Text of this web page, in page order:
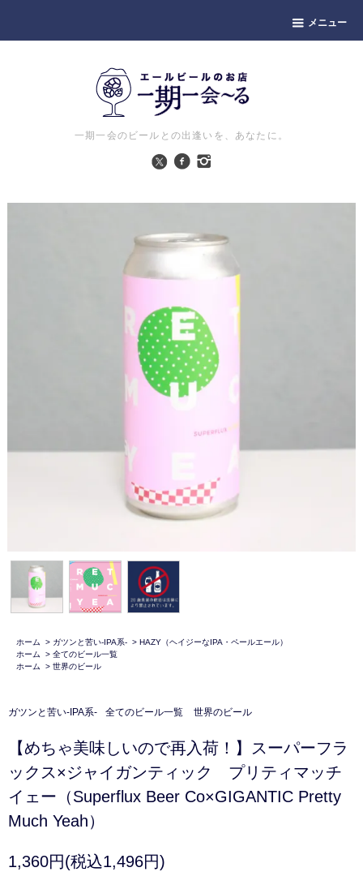
メニュー
一期一会のビールとの出逢いを、あなたに。
ホーム > ガツンと苦い-IPA系- > HAZY（ヘイジーなIPA・ペールエール）
ホーム
> 全てのビール一覧
ホーム
> 世界のビール
ガツンと苦い-IPA系- 全てのビール一覧 世界のビール
【めちゃ美味しいので再入荷！】スーパーフラ
ックス×ジャイガンティック プリティマッチ
イェー（Superflux Beer Co×GIGANTIC Pretty
Much Yeah）
1,360円(税込1,496円)